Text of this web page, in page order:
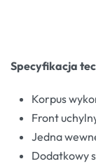
Specyfikacja
Korpus
Front
Jedna
Dodatkowy